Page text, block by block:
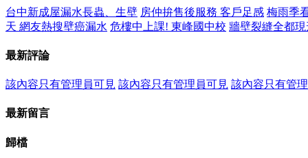
台中新成屋漏水長蟲、生壁 房仲拚售後服務 客戶足感 梅雨季
天 網友熱搜壁癌漏水 危樓中上課! 東峰國中校 牆壁裂縫全都
最新評論
該內容只有管理員可見 該內容只有管理員可見 該內容只有管
最新留言
歸檔